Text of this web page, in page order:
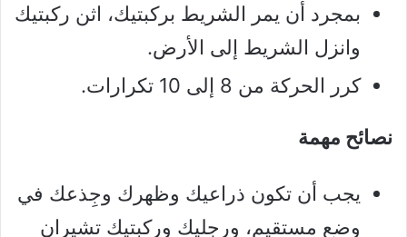
بمجرد أن يمر الشريط بركبتيك، اثن ركبتيك
وانزل الشريط إلى الأرض.
كرر الحركة من 8 إلى 10 تكرارات.
نصائح مهمة
يجب أن تكون ذراعيك وظهرك وجِذعك في
وضع مستقيم، ورجليك وركبتيك تشيران